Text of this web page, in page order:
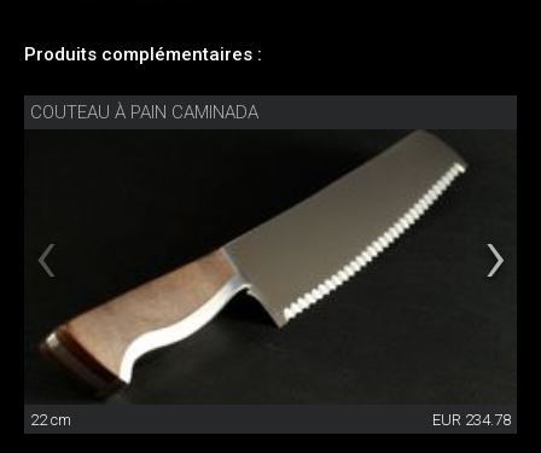
Produits complémentaires :
COUTEAU À PAIN CAMINADA
22 cm EUR 234.78